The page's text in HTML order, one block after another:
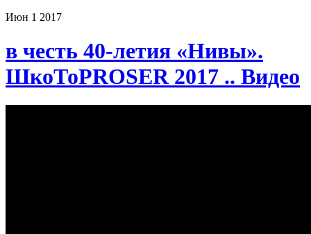
Июн 1 2017
в честь 40-летия «Нивы».
ШкоТоPROSER 2017 .. Видео